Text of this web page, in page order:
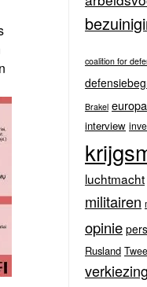
coalition for
Brakel europa
interview
luchtmacht
militairen
opinie
Rusland